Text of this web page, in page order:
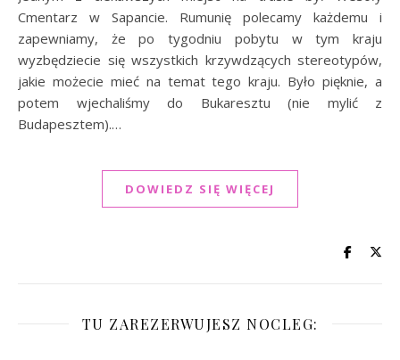
Cmentarz w Sapancie. Rumunię polecamy każdemu i
zapewniamy, że po tygodniu pobytu w tym kraju
wyzbędziecie się wszystkich krzywdzących stereotypów,
jakie możecie mieć na temat tego kraju. Było pięknie, a
potem wjechaliśmy do Bukaresztu (nie mylić z
Budapesztem).…
DOWIEDZ SIĘ WIĘCEJ
TU ZAREZERWUJESZ NOCLEG: